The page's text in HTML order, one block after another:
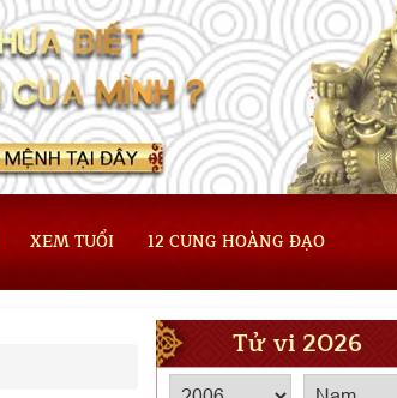
XEM TUỔI 12 CUNG HOÀNG ĐẠO
Tử vi 2026